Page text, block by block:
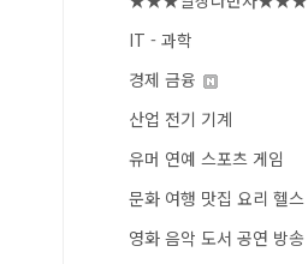
IT - 과학
경제 금융
산업 전기 기계
유머 연예 스포츠 게임
문화 여행 맛집 요리 헬스
영화 음악 도서 공연 방송